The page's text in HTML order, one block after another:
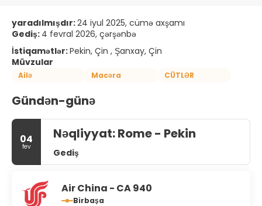
yaradılmışdır:24 iyul 2025, cümə axşamı
Gediş: 4 fevral 2026, çərşənbə
İstiqamətlər:Pekin, Çin , Şanxay, Çin
Müvzular
Ailə Macəra CÜTLƏR
Gündən-günə
04
fev
Nəqliyyat: Rome - Pekin
Gediş
Air China - CA 940
Birbaşa